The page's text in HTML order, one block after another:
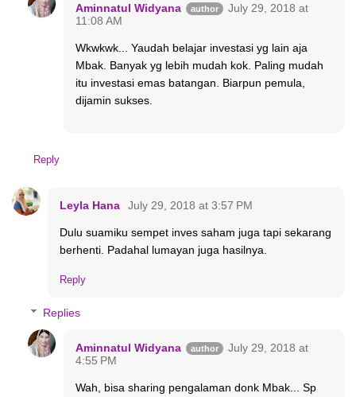
Aminnatul Widyana
July 29, 2018 at
11:08 AM
Wkwkwk... Yaudah belajar investasi yg lain aja
Mbak. Banyak yg lebih mudah kok. Paling mudah
itu investasi emas batangan. Biarpun pemula,
dijamin sukses.
Reply
Leyla Hana July 29, 2018 at 3:57 PM
Dulu suamiku sempet inves saham juga tapi sekarang
berhenti. Padahal lumayan juga hasilnya.
Reply
Replies
Aminnatul Widyana
July 29, 2018 at
4:55 PM
Wah, bisa sharing pengalaman donk Mbak... Sp